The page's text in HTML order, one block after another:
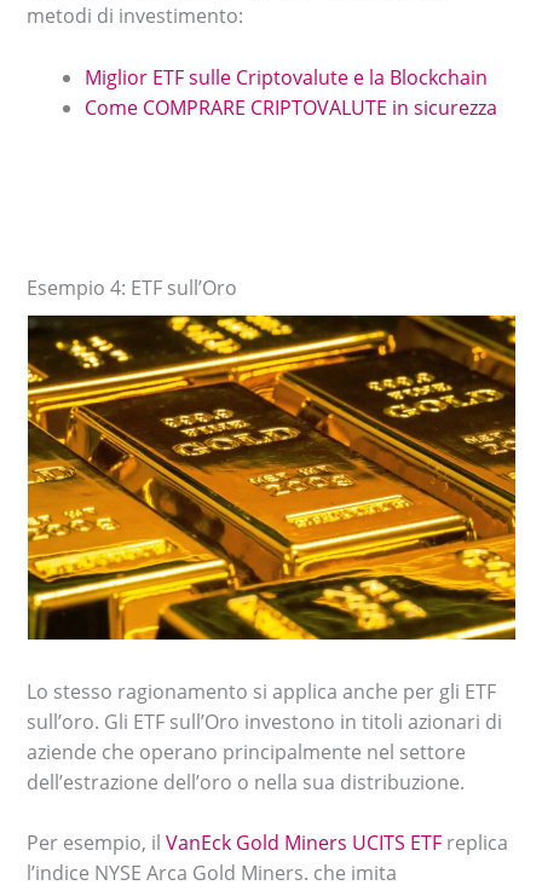
metodi di investimento:
Miglior ETF sulle Criptovalute e la Blockchain
Come COMPRARE CRIPTOVALUTE in sicurezza
Esempio 4: ETF sull’Oro
Lo stesso ragionamento si applica anche per gli ETF
sull’oro. Gli ETF sull’Oro investono in titoli azionari di
aziende che operano principalmente nel settore
dell’estrazione dell’oro o nella sua distribuzione.
Per esempio, ilVanEck Gold Miners UCITS ETF replica
l’indice NYSE Arca Gold Miners. che imita